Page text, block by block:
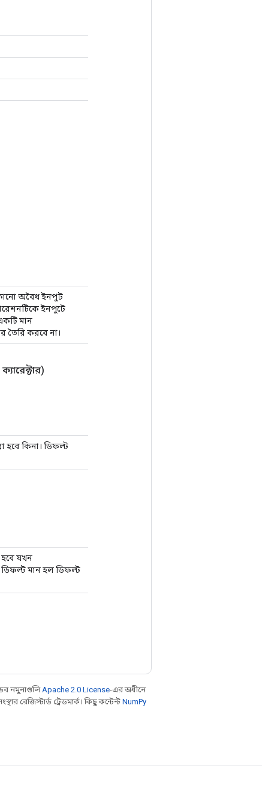
কোনো অবৈধ ইনপুট
ইনপুটে
মান
তৈরি করবে না।
হবে কিনা। ডিফল্ট
হবে যখন
মান হল ডিফল্ট
নমুনাগুলিApache 2.0 License-এর অধীনে
রেজিস্টার্ড ট্রেডমার্ক। কিছু কন্টেন্ট NumPy